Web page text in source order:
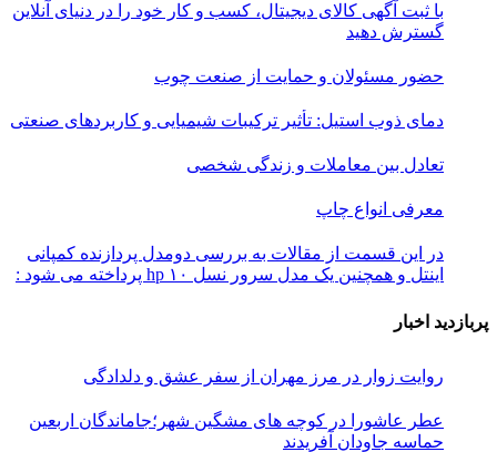
با ثبت آگهی کالای دیجیتال، کسب و کار خود را در دنیای آنلاین
گسترش دهید
حضور مسئولان و حمایت از صنعت چوب
دمای ذوب استیل: تأثیر ترکیبات شیمیایی و کاربردهای صنعتی
تعادل بین معاملات و زندگی شخصی
معرفی انواع چاپ
در این قسمت از مقالات به بررسی دو‌مدل پردازنده کمپانی
اینتل و همچنین یک مدل سرور نسل ۱۰ hp پرداخته می شود :
پربازدید اخبار
روایت زوار در مرز مهران از سفر عشق و دلدادگی
عطر عاشورا در کوچه های مشگین شهر؛جاماندگان اربعین
حماسه جاودان آفریدند